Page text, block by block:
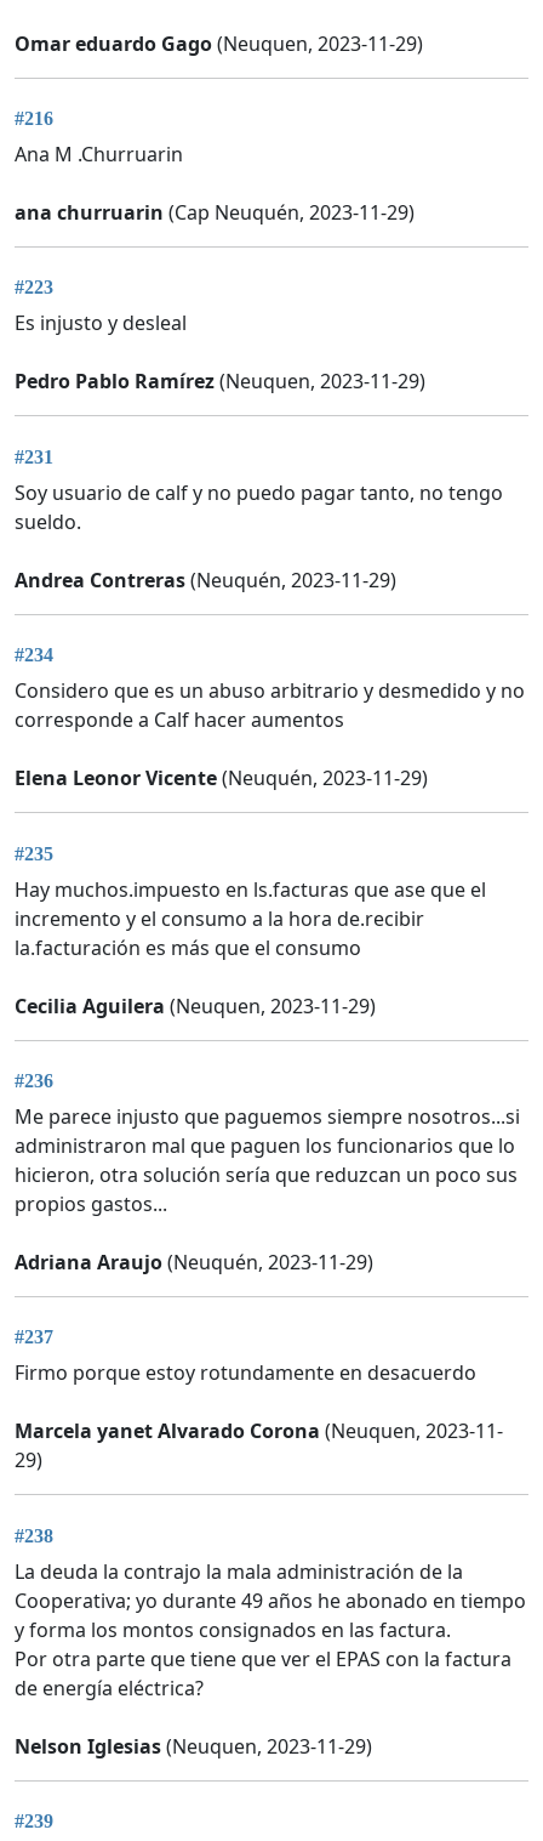
Omar eduardo Gago(Neuquen, 2023-11-29)
#216
Ana M .Churruarin
ana churruarin (Cap Neuquén, 2023-11-29)
#223
Es injusto y desleal
Pedro Pablo Ramírez(Neuquen, 2023-11-29)
#231
Soy usuario de calf y no puedo pagar tanto, no tengo
sueldo.
Andrea Contreras(Neuquén, 2023-11-29)
#234
Considero que es un abuso arbitrario y desmedido y no
corresponde a Calf hacer aumentos
Elena Leonor Vicente(Neuquén, 2023-11-29)
#235
Hay muchos.impuesto en ls.facturas que ase que el
incremento y el consumo a la hora de.recibir
la.facturación es más que el consumo
Cecilia Aguilera (Neuquen, 2023-11-29)
#236
Me parece injusto que paguemos siempre nosotros...si
administraron mal que paguen los funcionarios que lo
hicieron, otra solución sería que reduzcan un poco sus
propios gastos...
Adriana Araujo(Neuquén, 2023-11-29)
#237
Firmo porque estoy rotundamente en desacuerdo
Marcela yanet Alvarado Corona (Neuquen, 2023-11-
29)
#238
La deuda la contrajo la mala administración de la
Cooperativa; yo durante 49 años he abonado en tiempo
y forma los montos consignados en las factura.
Por otra parte que tiene que ver el EPAS con la factura
de energía eléctrica?
Nelson Iglesias(Neuquen, 2023-11-29)
#239